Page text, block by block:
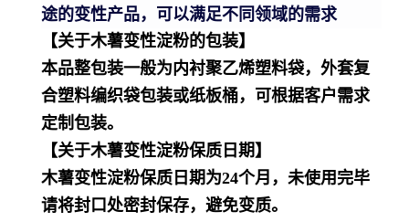
途的变性产品，可以满足不同领域的需求
【关于木薯变性淀粉的包装】
本品整包装一般为内衬聚乙烯塑料袋，外套复
合塑料编织袋包装或纸板桶，可根据客户需求
定制包装。
【关于木薯变性淀粉保质日期】
木薯变性淀粉保质日期为24个月，未使用完毕
请将封口处密封保存，避免变质。